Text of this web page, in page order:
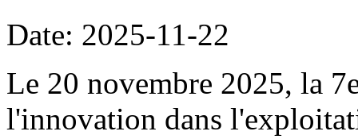
Date: 2025-11-22
Le 20 novembre 2025, la
l'innovation dans